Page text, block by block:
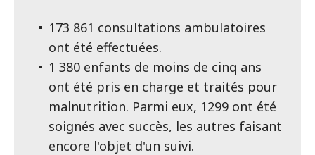
173 861 consultations ambulatoires
ont été effectuées.
1 380 enfants de moins de cinq ans
ont été pris en charge et traités pour
malnutrition. Parmi eux, 1299 ont été
soignés avec succès, les autres faisant
encore l'objet d'un suivi.